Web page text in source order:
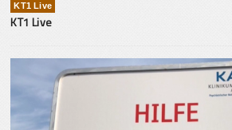
KT1 Live
KT1 Live